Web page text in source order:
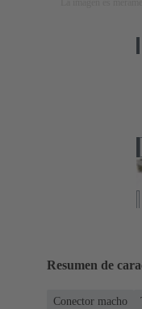
Resumen de
Conector macho